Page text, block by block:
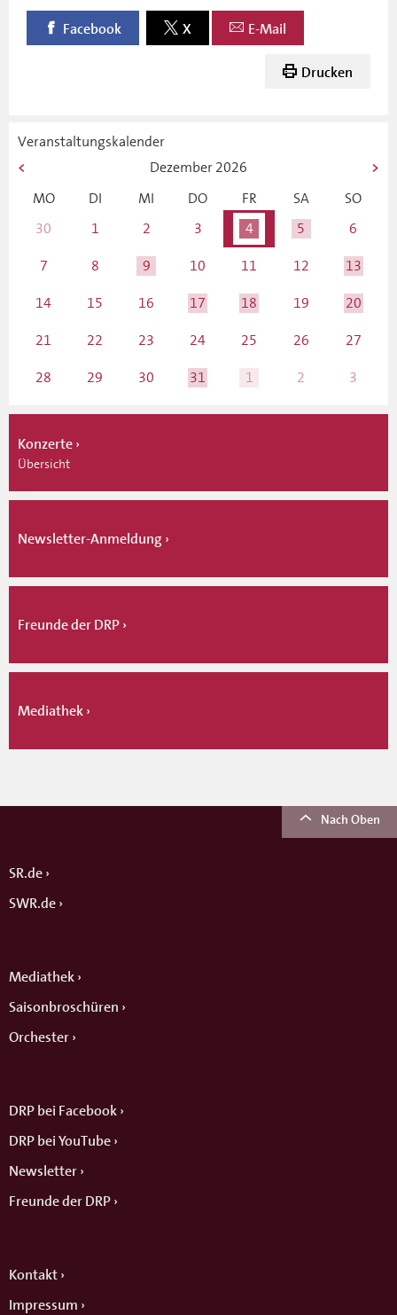
Facebook X E-Mail
Drucken
Veranstaltungskalender
Dezember2026
MO
DI MI DO FR SA
SO
30
1 2 3 4 5
6
7
8 9 10 11 12
13
14
15 16 17 18 19
20
21
22 23 24 25 26
27
28
29 30 31 1 2 3
Konzerte
Übersicht
Newsletter-Anmeldung
Freunde der DRP
Mediathek
Nach Oben
SR.de
SWR.de
Mediathek
Saisonbroschüren
Orchester
DRP bei Facebook
DRP bei YouTube
Newsletter
Freunde der DRP
Kontakt
Impressum